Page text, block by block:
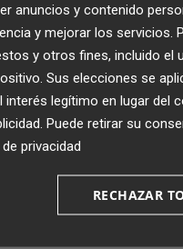
toda la
Podcast en tu
anuncios y contenido
y mejorar los servicios.
y otros fines, incluido el
Sus elecciones se
legítimo en lugar del
. Puede retirar su
privacidad
RECHAZAR